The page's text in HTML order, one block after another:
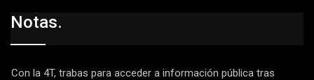
Notas.
Con la 4T, trabas para acceder a información pública tras